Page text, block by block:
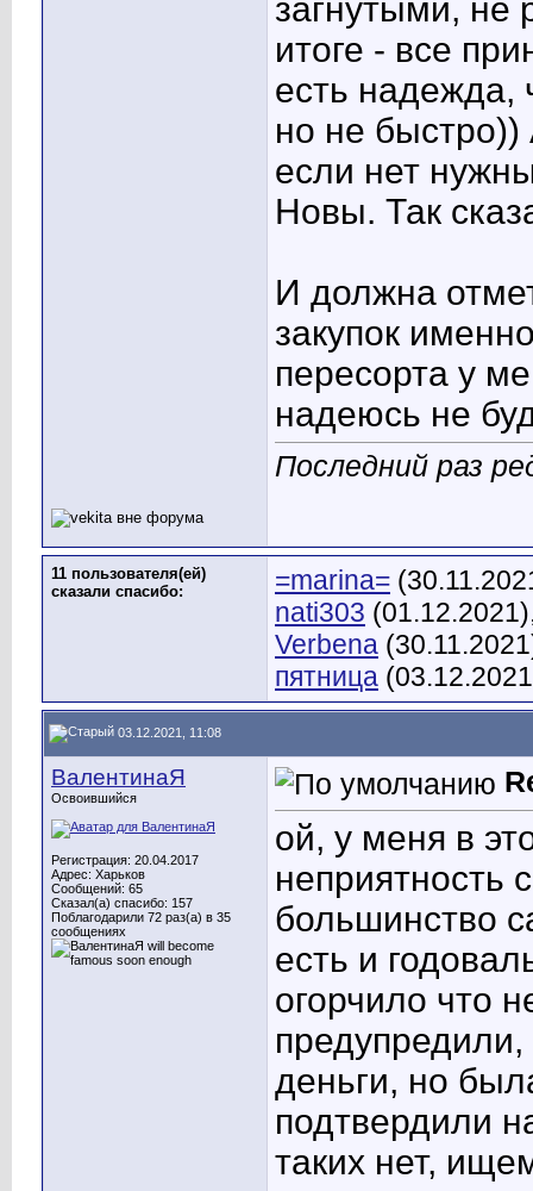
загнутыми,
итоге - все
есть надежда,
но не быстро))
если нет
Новы. Так
И должна
закупок
пересорта у
надеюсь не
Последний раз
11 пользователя(ей)
сказали cпасибо:
=marina=
nati303
Verbena
пятница
03.12.2021, 11:08
ВалентинаЯ
Освоившийся
Регистрация: 20.04.2017
Адрес: Харьков
Сообщений: 65
Сказал(а) спасибо: 157
Поблагодарили 72 раз(а) в 35
сообщениях
ой, у меня в
неприятность
большинство
есть и
огорчило что
деньги, но
подтвердили
таких нет,